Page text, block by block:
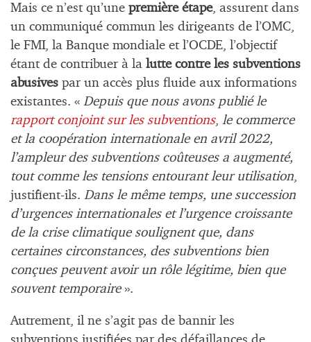
Mais ce n’est qu’une première étape, assurent dans
un communiqué commun les dirigeants de l’OMC,
le FMI, la Banque mondiale et l’OCDE, l’objectif
étant de contribuer à la lutte contre les subventions
abusives par un accès plus fluide aux informations
existantes. « Depuis que nous avons publié le
rapport conjoint sur les subventions, le commerce
et la coopération internationale en avril 2022,
l’ampleur des subventions coûteuses a augmenté,
tout comme les tensions entourant leur utilisation,
justifient-ils. Dans le même temps, une succession
d’urgences internationales et l’urgence croissante
de la crise climatique soulignent que, dans
certaines circonstances, des subventions bien
conçues peuvent avoir un rôle légitime, bien que
souvent temporaire».
Autrement, il ne s’agit pas de bannir les